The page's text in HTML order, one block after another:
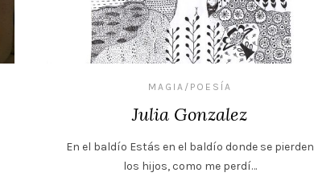
MAGIA/POESÍA
Julia Gonzalez
En el baldío Estás en el baldío donde se pierden
los hijos, como me perdí…